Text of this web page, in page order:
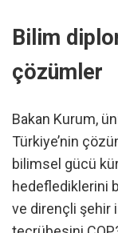
Bilim
çözümler
Bakan Kurum,
Türkiye’nin
bilimsel gücü
hedeflediklerini
ve dirençli şehir